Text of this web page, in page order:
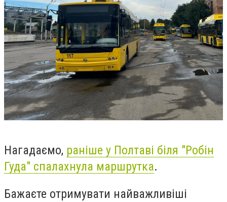
Нагадаємо, раніше у Полтаві біля "Робін
Гуда" спалахнула маршрутка.
Бажаєте отримувати найважливіші